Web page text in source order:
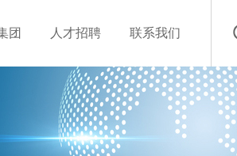
团 人才招聘 联系我们